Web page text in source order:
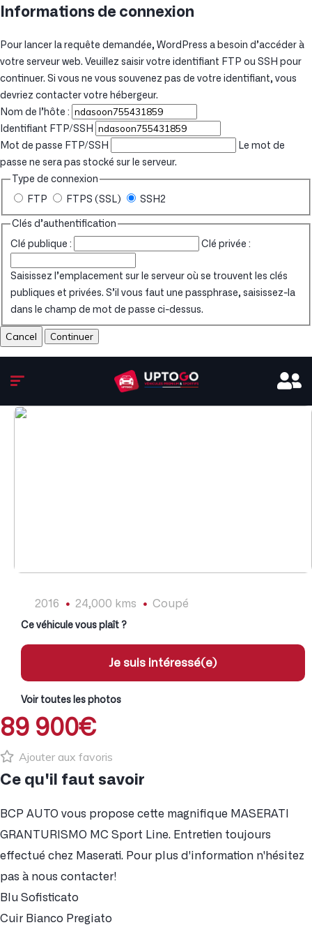
Informations de connexion
Pour lancer la requête demandée, WordPress a besoin d’accéder à
votre serveur web. Veuillez saisir votre identifiant FTP ou SSH pour
continuer. Si vous ne vous souvenez pas de votre identifiant, vous
devriez contacter votre hébergeur.
Nom de l’hôte :
Identifiant FTP/SSH
Mot de passe FTP/SSH
Le mot de
passe ne sera pas stocké sur le serveur.
Type de connexion
FTP FTPS (SSL) SSH2
Clés d’authentification
Clé publique : Clé privée :
Saisissez l’emplacement sur le serveur où se trouvent les clés
publiques et privées. S’il vous faut une passphrase, saisissez-la
dans le champ de mot de passe ci-dessus.
Cancel
2016 24,000 kms Coupé
Ce véhicule vous plaît ?
Je suis intéressé(e)
Voir toutes les photos
89 900€
Ajouter aux favoris
Ce qu'il faut savoir
BCP AUTO vous propose cette magnifique MASERATI
GRANTURISMO MC Sport Line. Entretien toujours
effectué chez Maserati. Pour plus d'information n'hésitez
pas à nous contacter!
Blu Sofisticato
Cuir Bianco Pregiato